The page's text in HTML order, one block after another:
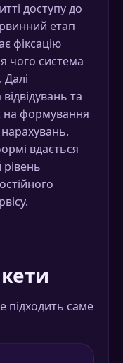
доступу до
етап
фіксацію
чого система
Далі
та
на формування
вдається
підходить саме